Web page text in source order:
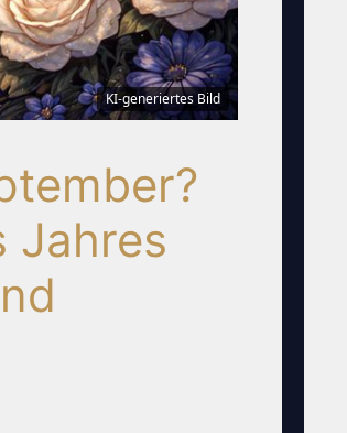
KI-generiertes Bild
Jahres